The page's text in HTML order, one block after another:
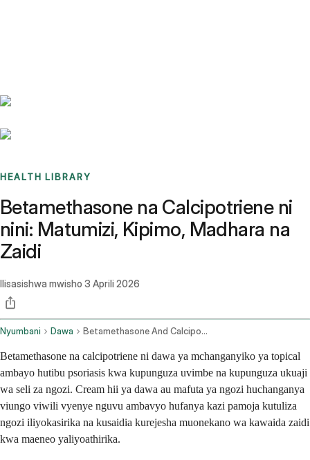
HEALTH LIBRARY
Betamethasone na Calcipotriene ni
nini: Matumizi, Kipimo, Madhara na
Zaidi
Ilisasishwa mwisho 3 Aprili 2026
Nyumbani Dawa Betamethasone And Calcipotriene Topical Application Route
Betamethasone na calcipotriene ni dawa ya mchanganyiko ya topical
ambayo hutibu psoriasis kwa kupunguza uvimbe na kupunguza ukuaji
wa seli za ngozi. Cream hii ya dawa au mafuta ya ngozi huchanganya
viungo viwili vyenye nguvu ambavyo hufanya kazi pamoja kutuliza
ngozi iliyokasirika na kusaidia kurejesha muonekano wa kawaida zaidi
kwa maeneo yaliyoathirika.